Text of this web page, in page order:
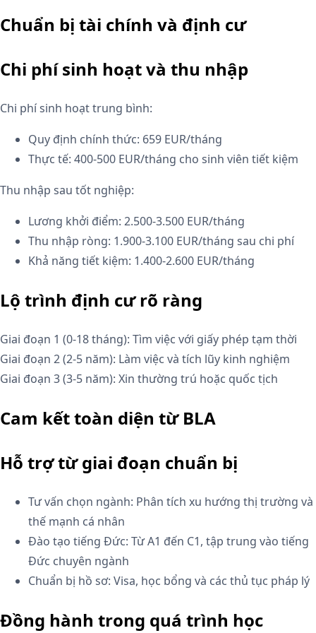
Chuẩn bị tài chính và định cư
Chi phí sinh hoạt và thu nhập
Chi phí sinh hoạt trung bình:
Quy định chính thức: 659 EUR/tháng
Thực tế: 400-500 EUR/tháng cho sinh viên tiết kiệm
Thu nhập sau tốt nghiệp:
Lương khởi điểm: 2.500-3.500 EUR/tháng
Thu nhập ròng: 1.900-3.100 EUR/tháng sau chi phí
Khả năng tiết kiệm: 1.400-2.600 EUR/tháng
Lộ trình định cư rõ ràng
Giai đoạn 1 (0-18 tháng): Tìm việc với giấy phép tạm thời
Giai đoạn 2 (2-5 năm): Làm việc và tích lũy kinh nghiệm
Giai đoạn 3 (3-5 năm): Xin thường trú hoặc quốc tịch
Cam kết toàn diện từ BLA
Hỗ trợ từ giai đoạn chuẩn bị
Tư vấn chọn ngành: Phân tích xu hướng thị trường và
thế mạnh cá nhân
Đào tạo tiếng Đức: Từ A1 đến C1, tập trung vào tiếng
Đức chuyên ngành
Chuẩn bị hồ sơ: Visa, học bổng và các thủ tục pháp lý
Đồng hành trong quá trình học